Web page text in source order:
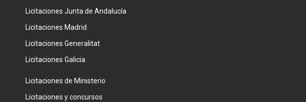
Licitaciones Junta de Andalucía
Licitaciones Madrid
Licitaciones Generalitat
Licitaciones Galicia
Licitaciones de Ministerio
Licitaciones y concursos